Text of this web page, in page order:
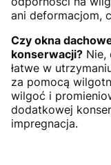
ani deformacjom,
Czy okna
konserwacji? Nie,
łatwe w
za pomocą
wilgoć i
dodatkowej
impregnacja.